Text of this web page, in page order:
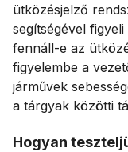
ütközésjelző
segítségével
fennáll-e az
figyelembe a
járművek
a tárgyak közötti
Hogyan